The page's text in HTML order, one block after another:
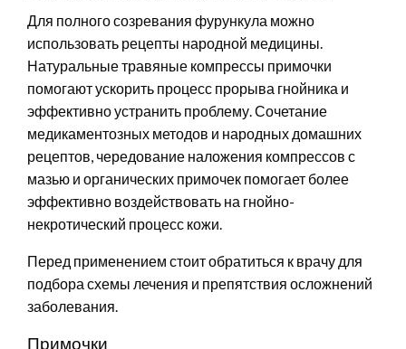
Для полного созревания фурункула можно
использовать рецепты народной медицины.
Натуральные травяные компрессы примочки
помогают ускорить процесс прорыва гнойника и
эффективно устранить проблему. Сочетание
медикаментозных методов и народных домашних
рецептов, чередование наложения компрессов с
мазью и органических примочек помогает более
эффективно воздействовать на гнойно-
некротический процесс кожи.
Перед применением стоит обратиться к врачу для
подбора схемы лечения и препятствия осложнений
заболевания.
Примочки